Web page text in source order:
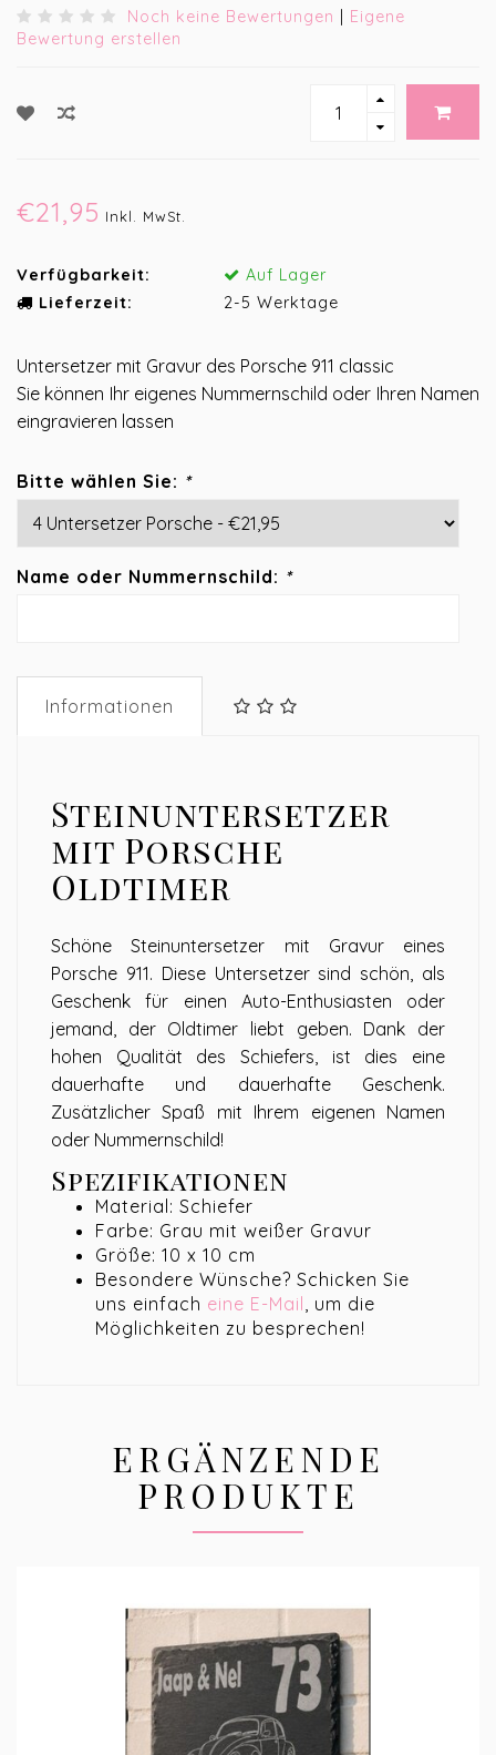
Noch keine Bewertungen | Eigene
Bewertung erstellen
€21,95 Inkl. MwSt.
Verfügbarkeit:
Auf Lager
Lieferzeit:
2-5 Werktage
Untersetzer mit Gravur des Porsche 911 classic
Sie können Ihr eigenes Nummernschild oder Ihren Namen
eingravieren lassen
Bitte wählen Sie: *
Name oder Nummernschild: *
Informationen
Steinuntersetzer
mit Porsche
Oldtimer
Schöne Steinuntersetzer mit Gravur eines
Porsche 911. Diese Untersetzer sind schön, als
Geschenk für einen Auto-Enthusiasten oder
jemand, der Oldtimer liebt geben. Dank der
hohen Qualität des Schiefers, ist dies eine
dauerhafte und dauerhafte Geschenk.
Zusätzlicher Spaß mit Ihrem eigenen Namen
oder Nummernschild!
Spezifikationen
Material: Schiefer
Farbe: Grau mit weißer Gravur
Größe: 10 x 10 cm
Besondere Wünsche? Schicken Sie
uns einfach eine E-Mail , um die
Möglichkeiten zu besprechen!
ERGÄNZENDE
PRODUKTE